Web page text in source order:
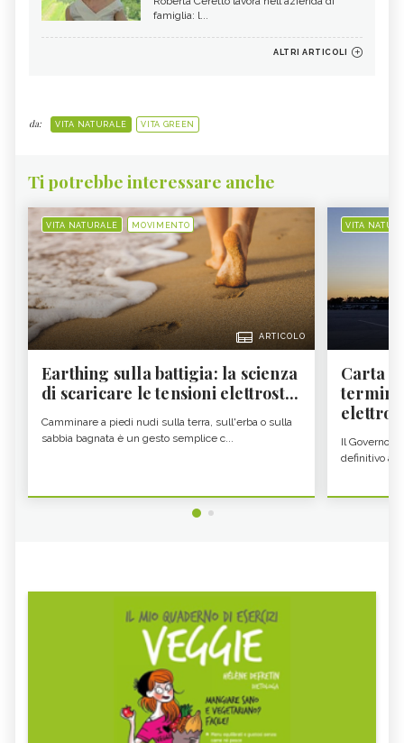
famiglia: l...
ALTRI ARTICOLI
da: VITA NATURALE VITA GREEN
Ti potrebbe interessare anche
VITA NATURALE MOVIMENTO
ARTICOLO
Earthing sulla battigia: la scienza
di scaricare le tensioni elettrost...
Camminare a piedi nudi sulla terra, sull'erba o sulla
sabbia bagnata è un gesto semplice c...
VITA
Carta
Il Governo
definitivo